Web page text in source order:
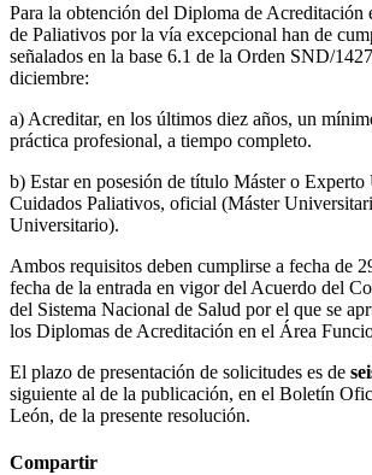
Para la obtención del Diploma de Acreditación
de Paliativos por la vía excepcional han de
señalados en la base 6.1 de la Orden SND/
diciembre:
a) Acreditar, en los últimos diez años, un
práctica profesional, a tiempo completo.
b) Estar en posesión de título Máster o
Cuidados Paliativos, oficial (Máster
Universitario).
Ambos requisitos deben cumplirse a fecha de
fecha de la entrada en vigor del Acuerdo del
del Sistema Nacional de Salud por el que se
los Diplomas de Acreditación en el Área
El plazo de presentación de solicitudes es de
siguiente al de la publicación, en el Boletín
León, de la presente resolución.
Compartir